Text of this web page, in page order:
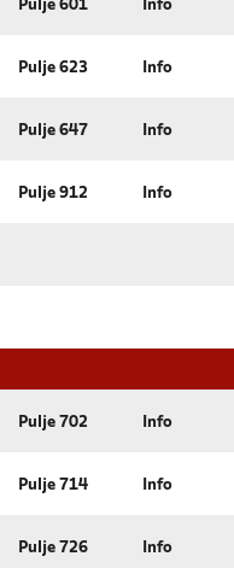
Pulje 601 Info
Pulje 623 Info
Pulje 647 Info
Pulje 912 Info
Pulje 702 Info
Pulje 714 Info
Pulje 726 Info